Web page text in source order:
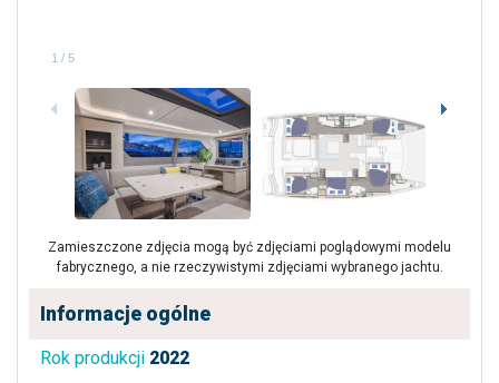
1 / 5
Zamieszczone zdjęcia mogą być zdjęciami poglądowymi modelu
fabrycznego, a nie rzeczywistymi zdjęciami wybranego jachtu.
Informacje ogólne
Rok produkcji 2022